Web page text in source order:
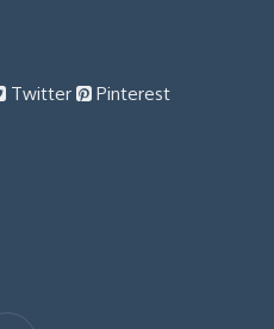
Twitter Pinterest